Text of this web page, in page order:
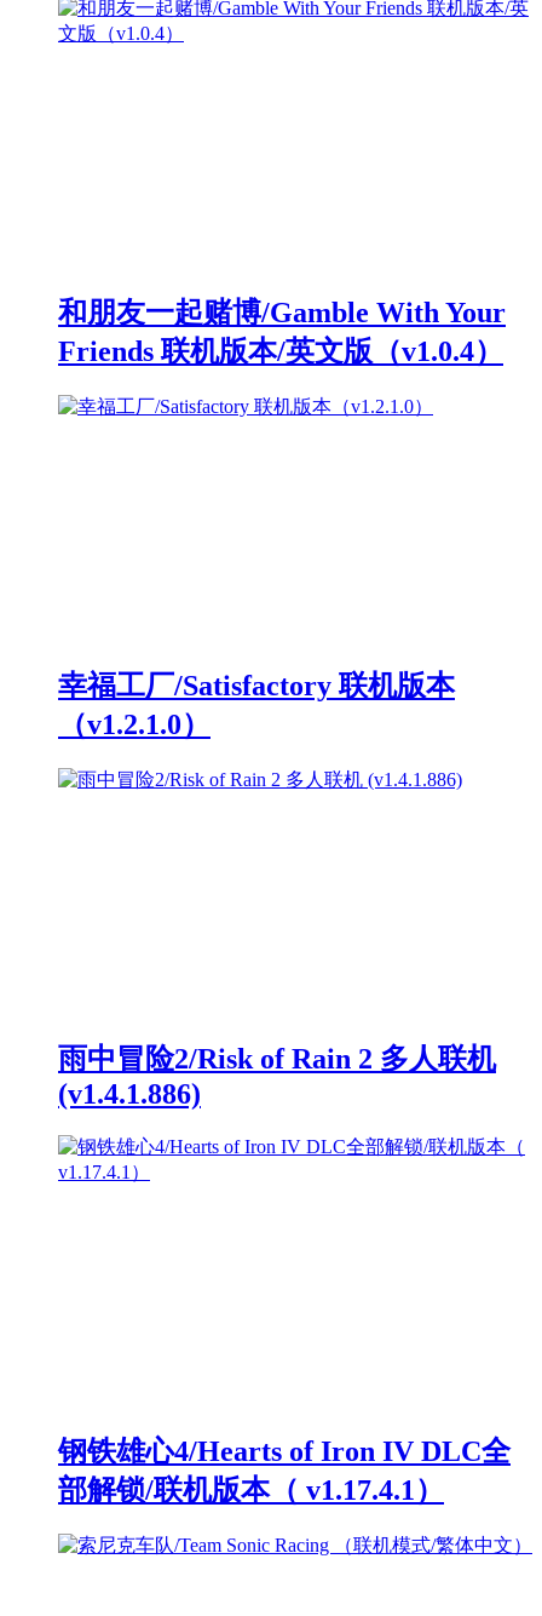
和朋友一起赌博/Gamble With Your
Friends 联机版本/英文版（v1.0.4）
幸福工厂/Satisfactory 联机版本
（v1.2.1.0）
雨中冒险2/Risk of Rain 2 多人联机
(v1.4.1.886)
钢铁雄心4/Hearts of Iron IV DLC全
部解锁/联机版本（ v1.17.4.1）